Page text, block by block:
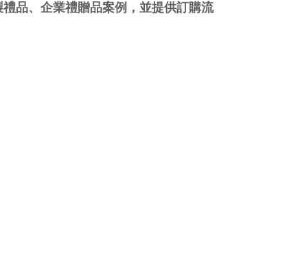
品、企業禮贈品案例，並提供訂購流